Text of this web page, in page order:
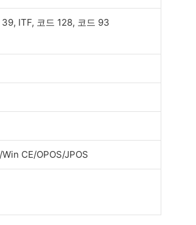
ITF, 코드 128, 코드 93
CE/OPOS/JPOS